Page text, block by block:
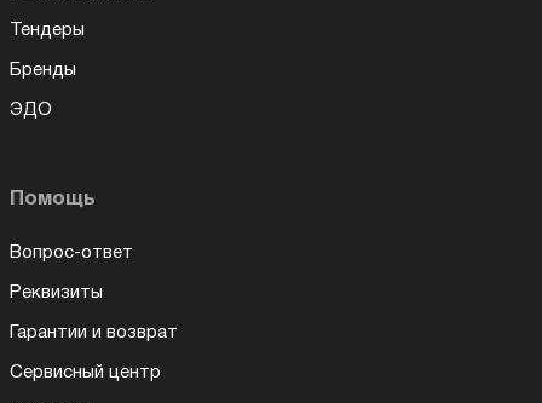
Тендеры
Бренды
ЭДО
Помощь
Вопрос-ответ
Реквизиты
Гарантии и возврат
Сервисный центр